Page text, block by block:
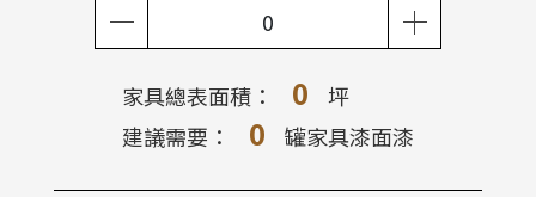
家具總表面積： 0
坪
建議需要：
0 罐家具漆面漆